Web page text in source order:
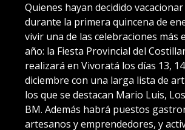
Quienes hayan decidido
durante la primera quincena de
vivir una de las celebraciones más
año: la Fiesta Provincial del
realizará en Vivoratá los días 13,
diciembre con una larga lista de
los que se destacan Mario Luis,
BM. Además habrá puestos
artesanos y emprendedores, y